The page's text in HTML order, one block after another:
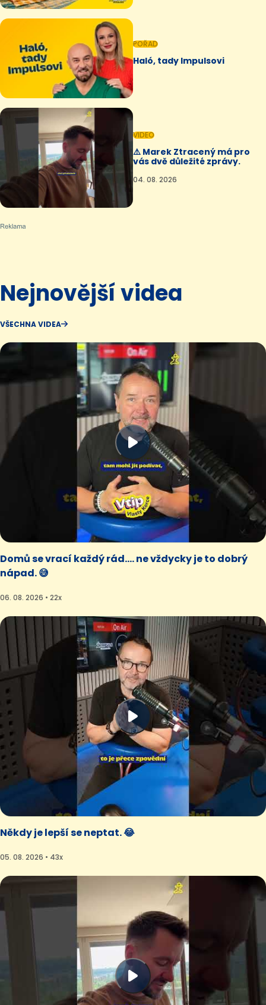
POŘAD
Haló, tady Impulsovi
VIDEO
⚠️ Marek Ztracený má pro
vás dvě důležité zprávy.
04. 08. 2026
Nejnovější videa
VŠECHNA VIDEA
Domů se vrací každý rád.... ne vždycky je to dobrý
nápad. 😅
06. 08. 2026 • 22x
Někdy je lepší se neptat. 😂
05. 08. 2026 • 43x